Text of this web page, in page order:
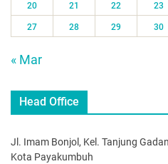
20 21 22 23
27 28 29 30
« Mar
Head Office
Jl. Imam Bonjol, Kel. Tanjung
Kota Payakumbuh